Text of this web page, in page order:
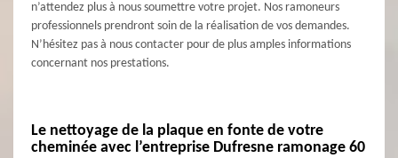
n’attendez plus à nous soumettre votre projet. Nos ramoneurs
professionnels prendront soin de la réalisation de vos demandes.
N’hésitez pas à nous contacter pour de plus amples informations
concernant nos prestations.
Le nettoyage de la plaque en fonte de votre
cheminée avec l’entreprise Dufresne ramonage 60